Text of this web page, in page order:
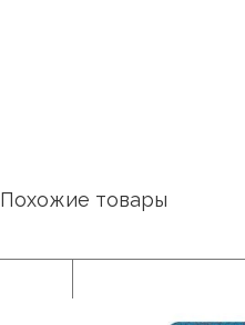
Похожие товары